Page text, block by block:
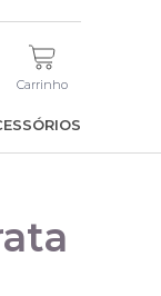
Carrinho